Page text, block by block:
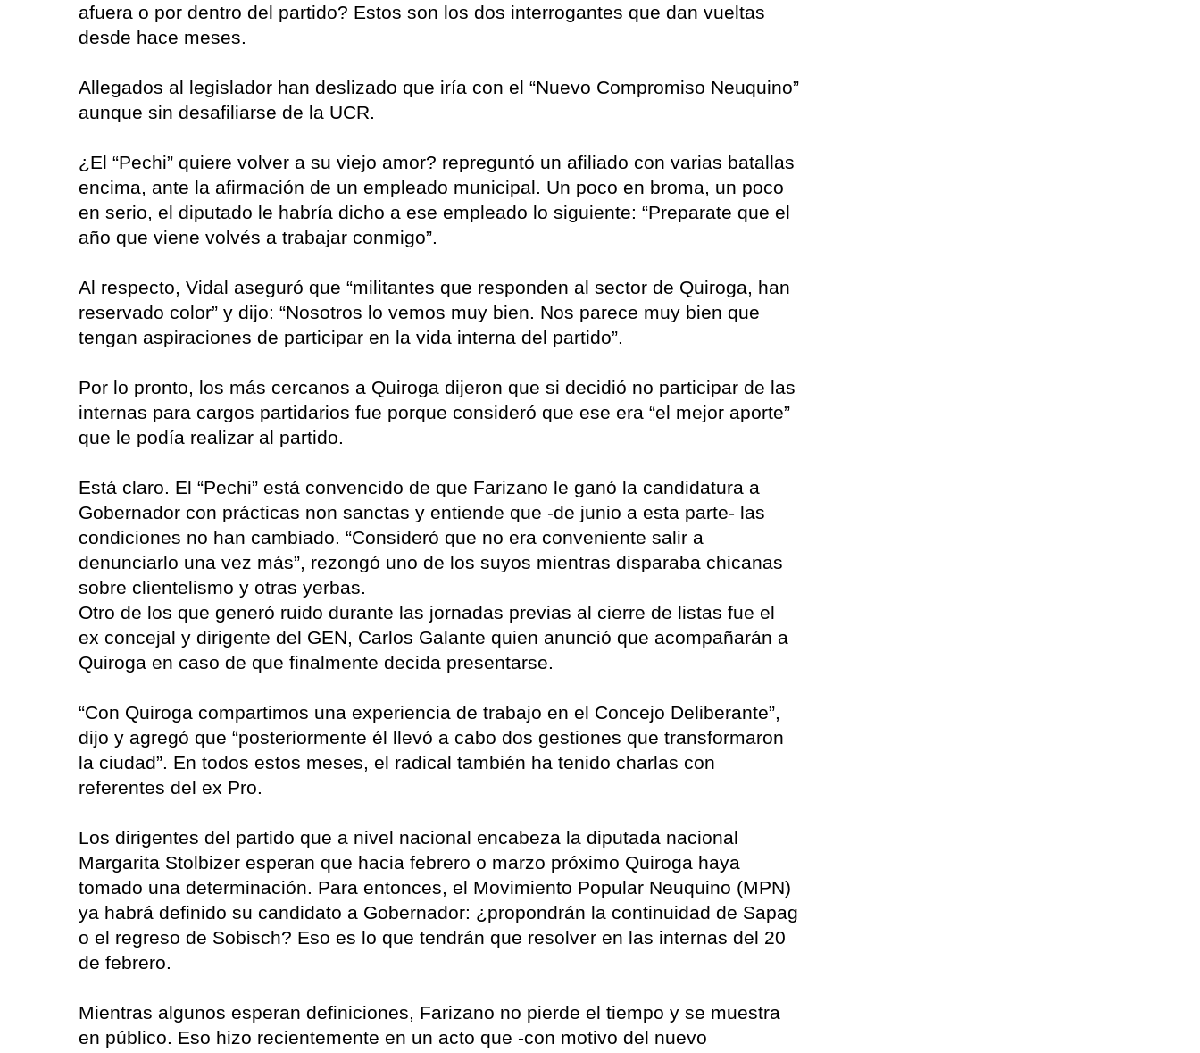
afuera o por dentro del partido? Estos son los dos interrogantes que dan vueltas
desde hace meses.
Allegados al legislador han deslizado que iría con el “Nuevo Compromiso Neuquino”
aunque sin desafiliarse de la UCR.
¿El “Pechi” quiere volver a su viejo amor? repreguntó un afiliado con varias batallas
encima, ante la afirmación de un empleado municipal. Un poco en broma, un poco
en serio, el diputado le habría dicho a ese empleado lo siguiente: “Preparate que el
año que viene volvés a trabajar conmigo”.
Al respecto, Vidal aseguró que “militantes que responden al sector de Quiroga, han
reservado color” y dijo: “Nosotros lo vemos muy bien. Nos parece muy bien que
tengan aspiraciones de participar en la vida interna del partido”.
Por lo pronto, los más cercanos a Quiroga dijeron que si decidió no participar de las
internas para cargos partidarios fue porque consideró que ese era “el mejor aporte”
que le podía realizar al partido.
Está claro. El “Pechi” está convencido de que Farizano le ganó la candidatura a
Gobernador con prácticas non sanctas y entiende que -de junio a esta parte- las
condiciones no han cambiado. “Consideró que no era conveniente salir a
denunciarlo una vez más”, rezongó uno de los suyos mientras disparaba chicanas
sobre clientelismo y otras yerbas.
Otro de los que generó ruido durante las jornadas previas al cierre de listas fue el
ex concejal y dirigente del GEN, Carlos Galante quien anunció que acompañarán a
Quiroga en caso de que finalmente decida presentarse.
“Con Quiroga compartimos una experiencia de trabajo en el Concejo Deliberante”,
dijo y agregó que “posteriormente él llevó a cabo dos gestiones que transformaron
la ciudad”. En todos estos meses, el radical también ha tenido charlas con
referentes del ex Pro.
Los dirigentes del partido que a nivel nacional encabeza la diputada nacional
Margarita Stolbizer esperan que hacia febrero o marzo próximo Quiroga haya
tomado una determinación. Para entonces, el Movimiento Popular Neuquino (MPN)
ya habrá definido su candidato a Gobernador: ¿propondrán la continuidad de Sapag
o el regreso de Sobisch? Eso es lo que tendrán que resolver en las internas del 20
de febrero.
Mientras algunos esperan definiciones, Farizano no pierde el tiempo y se muestra
en público. Eso hizo recientemente en un acto que -con motivo del nuevo